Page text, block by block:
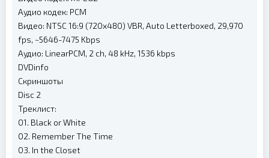
Аудио кодек: PCM
Видео: NTSC 16:9 (720x480) VBR, Auto Letterboxed, 29,970
fps, ~5646-7475 Kbps
Аудио: LinearPCM, 2 ch, 48 kHz, 1536 kbps
DVDinfo
Скриншоты
Disc 2
Треклист:
01. Black or White
02. Remember The Time
03. In the Closet